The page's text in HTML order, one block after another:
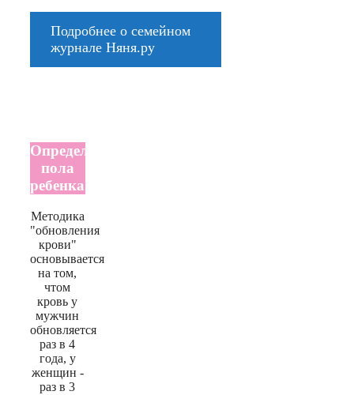
Подробнее о семейном
журнале Няня.ру
Определение
пола
ребенка
Методика
"обновления
крови"
основывается
на том,
чтом
кровь у
мужчин
обновляется
раз в 4
года, у
женщин -
раз в 3